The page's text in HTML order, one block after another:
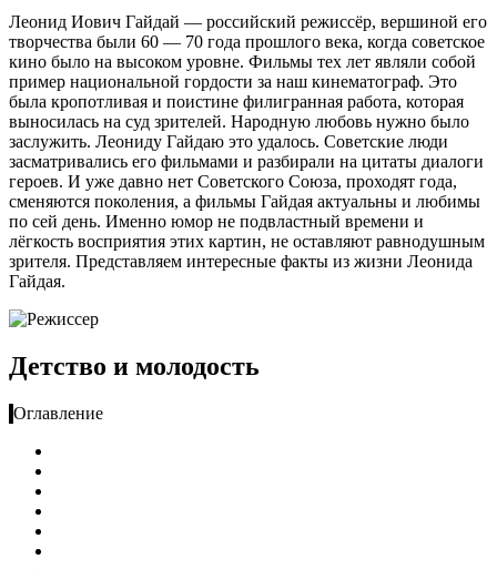
Леонид Иович Гайдай — российский режиссёр, вершиной его
творчества были 60 — 70 года прошлого века, когда советское
кино было на высоком уровне. Фильмы тех лет являли собой
пример национальной гордости за наш кинематограф. Это
была кропотливая и поистине филигранная работа, которая
выносилась на суд зрителей. Народную любовь нужно было
заслужить. Леониду Гайдаю это удалось. Советские люди
засматривались его фильмами и разбирали на цитаты диалоги
героев. И уже давно нет Советского Союза, проходят года,
сменяются поколения, а фильмы Гайдая актуальны и любимы
по сей день. Именно юмор не подвластный времени и
лёгкость восприятия этих картин, не оставляют равнодушным
зрителя. Представляем интересные факты из жизни Леонида
Гайдая.
Детство и молодость
Оглавление